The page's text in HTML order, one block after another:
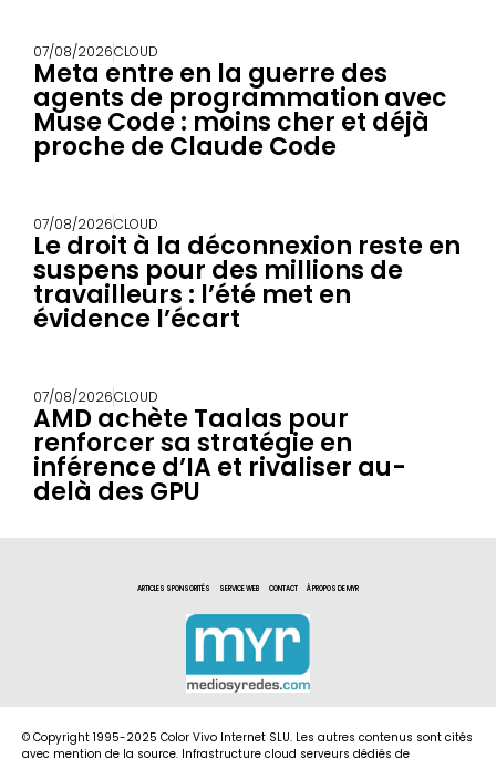
07/08/2026CLOUD
Meta entre en la guerre des
agents de programmation avec
Muse Code : moins cher et déjà
proche de Claude Code
07/08/2026CLOUD
Le droit à la déconnexion reste en
suspens pour des millions de
travailleurs : l’été met en
évidence l’écart
07/08/2026CLOUD
AMD achète Taalas pour
renforcer sa stratégie en
inférence d’IA et rivaliser au-
delà des GPU
ARTICLES SPONSORITÉS SERVICE WEB CONTACT À PROPOS DE MYR
© Copyright 1995-2025 Color Vivo Internet SLU. Les autres contenus sont cités
avec mention de la source. Infrastructure cloud serveurs dédiés de